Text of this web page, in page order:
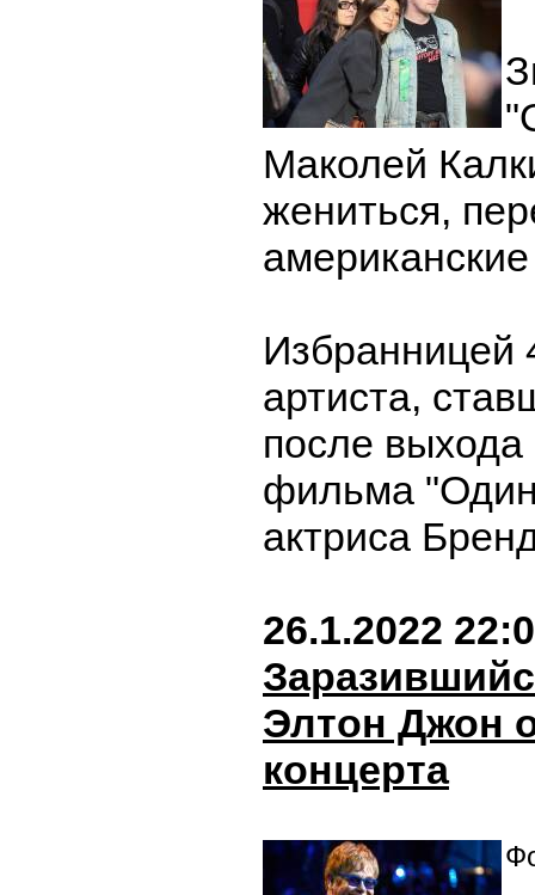
Маколей
жениться,
Избранницей
артиста,
после выхода
фильма
актриса
26.1.2022
Элтон Джон
концерта